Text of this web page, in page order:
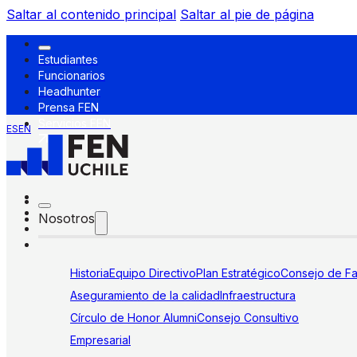
Saltar al contenido principal Saltar al pie de página
Estudiantes
Funcionarios
Headhunter
Prensa FEN
ESEN
Nosotros
HistoriaEquipo DirectivoPlan EstratégicoConsejo de
Aseguramiento de la calidadInfraestructura
Círculo de Honor AlumniConsejo Consultivo
Empresarial